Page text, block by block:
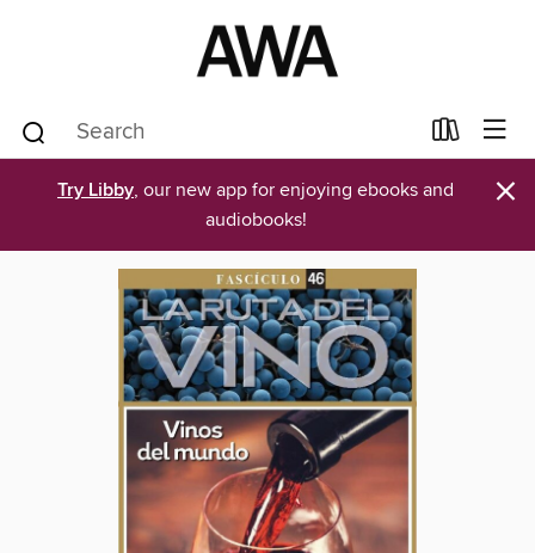
Try Libby, our new app for enjoying ebooks and
audiobooks!
×